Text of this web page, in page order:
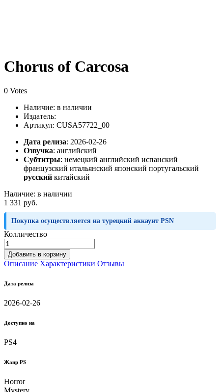
Chorus of Carcosa
0 Votes
Наличие: в наличии
Издатель:
Артикул: CUSA57722_00
Дата релиза: 2026-02-26
Озвучка: английский
Субтитры: немецкий английский испанский
французский итальянский японский португальский
русский китайский
Наличие: в наличии
1 331 руб.
Покупка осуществляется на турецкий аккаунт PSN
Колличество
Добавить в корзину
Описание Характеристики Отзывы
Дата релиза
2026-02-26
Доступно на
PS4
Жанр PS
Horror
Mystery